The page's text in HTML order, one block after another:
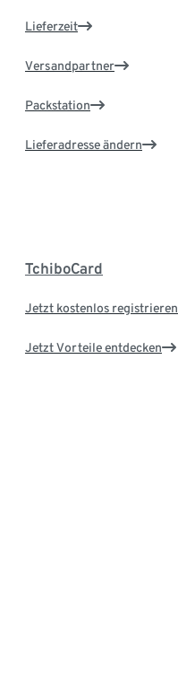
Lieferzeit
Versandpartner
Packstation
Lieferadresse ändern
TchiboCard
Jetzt kostenlos registrieren
Jetzt Vorteile entdecken